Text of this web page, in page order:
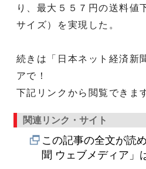
り、最大５５７円の送料値
サイズ）を実現した。
続きは「日本ネット経済新
アで！
下記リンクから閲覧できま
関連リンク・サイト
この記事の全文が読
聞 ウェブメディア」